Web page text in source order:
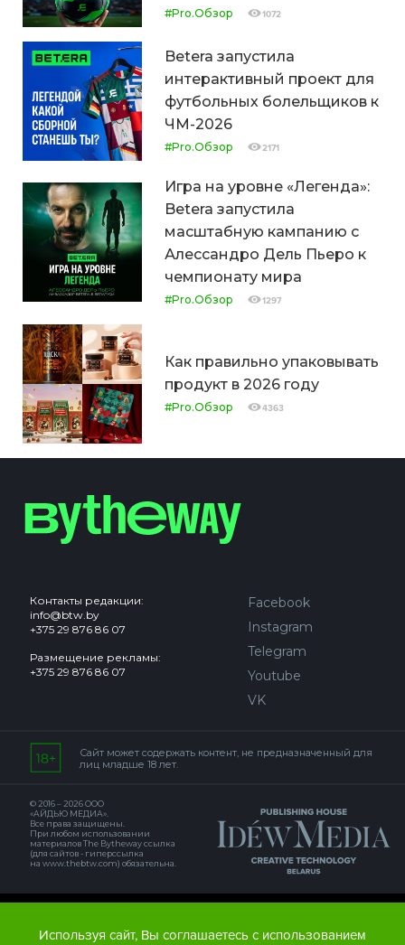
#Pro.Обзор 1072
Betera запустила
интерактивный проект для
футбольных болельщиков к
ЧМ-2026
#Pro.Обзор 2171
Игра на уровне «Легенда»:
Betera запустила
масштабную кампанию с
Алессандро Дель Пьеро к
чемпионату мира
#Pro.Обзор 1297
Как правильно упаковывать
продукт в 2026 году
#Pro.Обзор 4363
Контакты редакции:
info@btw.by
+375 29 876 86 07
Размещение рекламы:
+375 29 876 86 07
Facebook
Instagram
Telegram
Youtube
VK
Сайт может содержать контент, не предназначенный для
лиц младше 18 лет.
© 2016 – 2026 ООО
«АЙДЬЮ МЕДИА».
Все права защищены.
При любом использовании
материалов The Bytheway ссылка
(для сайтов - гиперссылка
на www.thebtw.com) обязательна.
Используя сайт, Вы соглашаетесь с использованием